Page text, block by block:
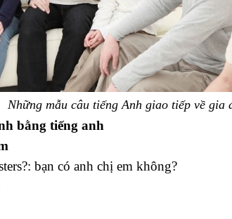
Những mẫu câu tiếng Anh giao tiếp về gia
bằng tiếng anh
bạn có anh chị em không?